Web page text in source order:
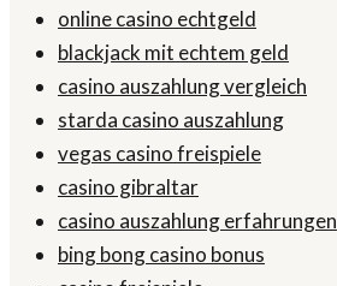
online casino echtgeld
blackjack mit echtem geld
casino auszahlung vergleich
starda casino auszahlung
vegas casino freispiele
casino gibraltar
casino auszahlung erfahrungen
bing bong casino bonus